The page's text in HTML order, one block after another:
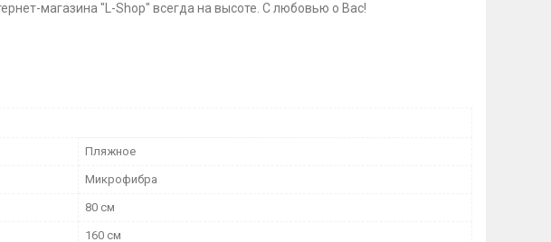
магазина "L-Shop" всегда на высоте. С любовью о Вас!
Пляжное
Микрофибра
80 см
160 см